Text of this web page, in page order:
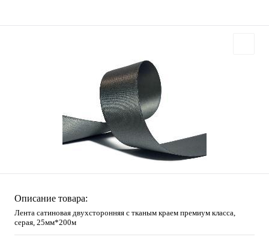
Описание товара:
Лента сатиновая двухсторонняя c тканым краем премиум класса,
серая, 25мм*200м